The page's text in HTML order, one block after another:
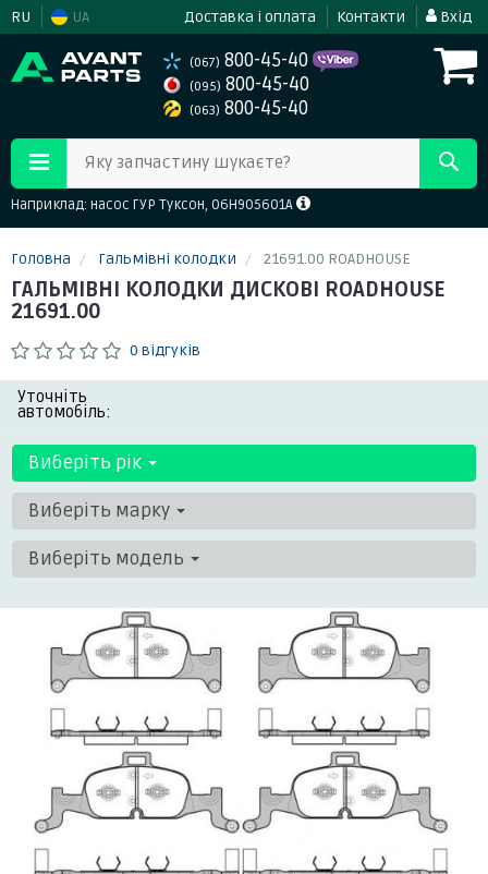
RU UA Доставка і оплата Контакти Вхід
(067) 800-45-40
(095) 800-45-40
(063) 800-45-40
Яку запчастину шукаєте?
Наприклад: насос ГУР Туксон, 06H905601A
Головна Гальмівні колодки 21691.00 ROADHOUSE
ГАЛЬМІВНІ КОЛОДКИ ДИСКОВІ ROADHOUSE
21691.00
0 відгуків
Уточніть
автомобіль:
Виберіть рік
Виберіть марку
Виберіть модель